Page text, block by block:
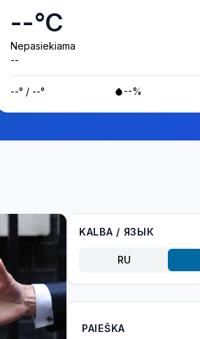
--°C
Nepasiekiama
--
--° / --° --%
KALBA / ЯЗЫК
RU
PAIEŠKA